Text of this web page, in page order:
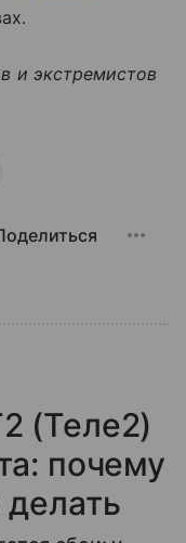
и экстремистов
(Теле2)
почему
делать